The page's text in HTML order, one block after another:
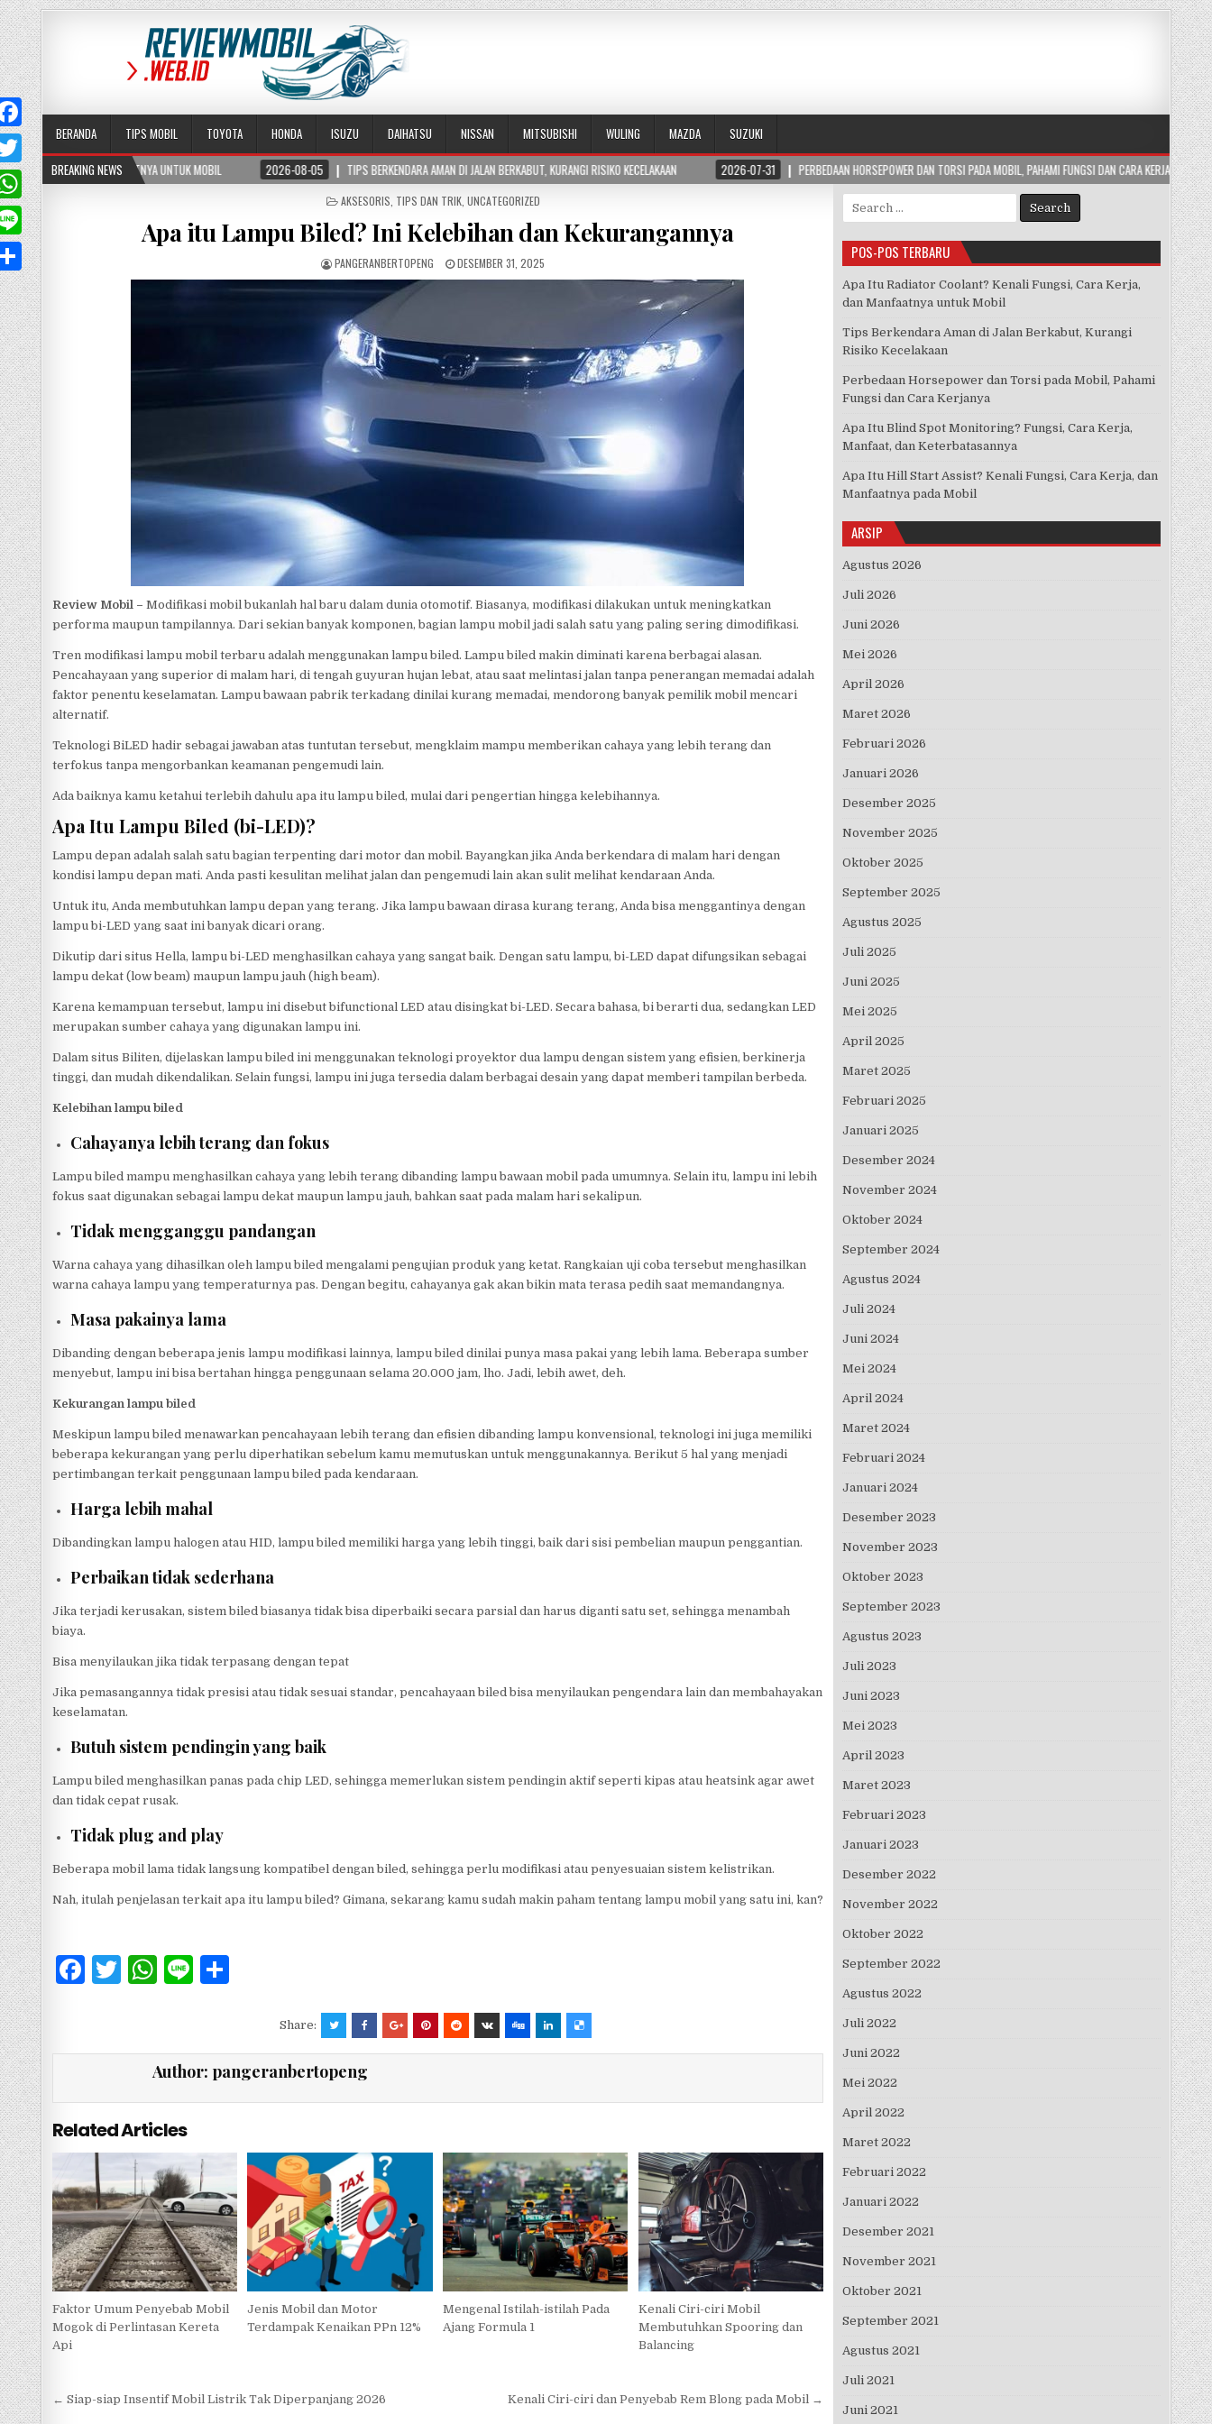
BERANDA TIPS MOBIL TOYOTA HONDA ISUZU DAIHATSU NISSAN MITSUBISHI WULING MAZDA
SUZUKI
BREAKING NEWS
UNTUK MOBIL 2026-08-05 TIPS BERKENDARA AMAN DI JALAN BERKABUT, KURANGI RISIKO KECELAKAAN 2026-07-31 PERBEDAAN HORSEPOWER DAN TORSI PADA MOBIL, PAHAMI FUNGSI DAN CARA KERJANYA 2026-07-29
POSTED
AKSESORIS TIPS DAN TRIK, UNCATEGORIZED
Apa itu Lampu Biled? Ini Kelebihan dan Kekurangannya
PANGERANBERTOPENG DESEMBER 31, 2025
Review Mobil – Modifikasi mobil bukanlah hal baru dalam dunia otomotif. Biasanya, modifikasi dilakukan untuk meningkatkan
performa maupun tampilannya. Dari sekian banyak komponen, bagian lampu mobil jadi salah satu yang paling sering dimodifikasi.
Tren modifikasi lampu mobil terbaru adalah menggunakan lampu biled. Lampu biled makin diminati karena berbagai alasan.
Pencahayaan yang superior di malam hari, di tengah guyuran hujan lebat, atau saat melintasi jalan tanpa penerangan memadai adalah
faktor penentu keselamatan. Lampu bawaan pabrik terkadang dinilai kurang memadai, mendorong banyak pemilik mobil mencari
alternatif.
Teknologi BiLED hadir sebagai jawaban atas tuntutan tersebut, mengklaim mampu memberikan cahaya yang lebih terang dan
terfokus tanpa mengorbankan keamanan pengemudi lain.
Ada baiknya kamu ketahui terlebih dahulu apa itu lampu biled, mulai dari pengertian hingga kelebihannya.
Apa Itu Lampu Biled (bi-LED)?
Lampu depan adalah salah satu bagian terpenting dari motor dan mobil. Bayangkan jika Anda berkendara di malam hari dengan
kondisi lampu depan mati. Anda pasti kesulitan melihat jalan dan pengemudi lain akan sulit melihat kendaraan Anda.
Untuk itu, Anda membutuhkan lampu depan yang terang. Jika lampu bawaan dirasa kurang terang, Anda bisa menggantinya dengan
lampu bi-LED yang saat ini banyak dicari orang.
Dikutip dari situs Hella, lampu bi-LED menghasilkan cahaya yang sangat baik. Dengan satu lampu, bi-LED dapat difungsikan sebagai
lampu dekat (low beam) maupun lampu jauh (high beam).
Karena kemampuan tersebut, lampu ini disebut bifunctional LED atau disingkat bi-LED. Secara bahasa, bi berarti dua, sedangkan LED
merupakan sumber cahaya yang digunakan lampu ini.
Dalam situs Biliten, dijelaskan lampu biled ini menggunakan teknologi proyektor dua lampu dengan sistem yang efisien, berkinerja
tinggi, dan mudah dikendalikan. Selain fungsi, lampu ini juga tersedia dalam berbagai desain yang dapat memberi tampilan berbeda.
Kelebihan lampu biled
Cahayanya lebih terang dan fokus
Lampu biled mampu menghasilkan cahaya yang lebih terang dibanding lampu bawaan mobil pada umumnya. Selain itu, lampu ini lebih
fokus saat digunakan sebagai lampu dekat maupun lampu jauh, bahkan saat pada malam hari sekalipun.
Tidak mengganggu pandangan
Warna cahaya yang dihasilkan oleh lampu biled mengalami pengujian produk yang ketat. Rangkaian uji coba tersebut menghasilkan
warna cahaya lampu yang temperaturnya pas. Dengan begitu, cahayanya gak akan bikin mata terasa pedih saat memandangnya.
Masa pakainya lama
Dibanding dengan beberapa jenis lampu modifikasi lainnya, lampu biled dinilai punya masa pakai yang lebih lama. Beberapa sumber
menyebut, lampu ini bisa bertahan hingga penggunaan selama 20.000 jam, lho. Jadi, lebih awet, deh.
Kekurangan lampu biled
Meskipun lampu biled menawarkan pencahayaan lebih terang dan efisien dibanding lampu konvensional, teknologi ini juga memiliki
beberapa kekurangan yang perlu diperhatikan sebelum kamu memutuskan untuk menggunakannya. Berikut 5 hal yang menjadi
pertimbangan terkait penggunaan lampu biled pada kendaraan.
Harga lebih mahal
Dibandingkan lampu halogen atau HID, lampu biled memiliki harga yang lebih tinggi, baik dari sisi pembelian maupun penggantian.
Perbaikan tidak sederhana
Jika terjadi kerusakan, sistem biled biasanya tidak bisa diperbaiki secara parsial dan harus diganti satu set, sehingga menambah
biaya.
Bisa menyilaukan jika tidak terpasang dengan tepat
Jika pemasangannya tidak presisi atau tidak sesuai standar, pencahayaan biled bisa menyilaukan pengendara lain dan membahayakan
keselamatan.
Butuh sistem pendingin yang baik
Lampu biled menghasilkan panas pada chip LED, sehingga memerlukan sistem pendingin aktif seperti kipas atau heatsink agar awet
dan tidak cepat rusak.
Tidak plug and play
Beberapa mobil lama tidak langsung kompatibel dengan biled, sehingga perlu modifikasi atau penyesuaian sistem kelistrikan.
Nah, itulah penjelasan terkait apa itu lampu biled? Gimana, sekarang kamu sudah makin paham tentang lampu mobil yang satu ini, kan?
F
e
o
o
k
T
te
W
s
A
p
p
Li S
e
Share:
Author: pangeranbertopeng
Related Articles
Faktor Umum Penyebab Mobil
Mogok di Perlintasan Kereta
Api
Jenis Mobil dan Motor
Terdampak Kenaikan PPn 12%
Mengenal Istilah-istilah Pada
Ajang Formula 1
Kenali Ciri-ciri Mobil
Membutuhkan Spooring dan
Balancing
Navigasi
← Siap-siap Insentif Mobil Listrik Tak Diperpanjang 2026 Kenali Ciri-ciri dan Penyebab Rem Blong pada Mobil →
Search
for:
POS-POS TERBARU
Apa Itu Radiator Coolant? Kenali Fungsi, Cara Kerja,
dan Manfaatnya untuk Mobil
Tips Berkendara Aman di Jalan Berkabut, Kurangi
Risiko Kecelakaan
Perbedaan Horsepower dan Torsi pada Mobil, Pahami
Fungsi dan Cara Kerjanya
Apa Itu Blind Spot Monitoring? Fungsi, Cara Kerja,
Manfaat, dan Keterbatasannya
Apa Itu Hill Start Assist? Kenali Fungsi, Cara Kerja, dan
Manfaatnya pada Mobil
ARSIP
Agustus 2026
Juli 2026
Juni 2026
Mei 2026
April 2026
Maret 2026
Februari 2026
Januari 2026
Desember 2025
November 2025
Oktober 2025
September 2025
Agustus 2025
Juli 2025
Juni 2025
Mei 2025
April 2025
Maret 2025
Februari 2025
Januari 2025
Desember 2024
November 2024
Oktober 2024
September 2024
Agustus 2024
Juli 2024
Juni 2024
Mei 2024
April 2024
Maret 2024
Februari 2024
Januari 2024
Desember 2023
November 2023
Oktober 2023
September 2023
Agustus 2023
Juli 2023
Juni 2023
Mei 2023
April 2023
Maret 2023
Februari 2023
Januari 2023
Desember 2022
November 2022
Oktober 2022
September 2022
Agustus 2022
Juli 2022
Juni 2022
Mei 2022
April 2022
Maret 2022
Februari 2022
Januari 2022
Desember 2021
November 2021
Oktober 2021
September 2021
Agustus 2021
Juli 2021
Juni 2021